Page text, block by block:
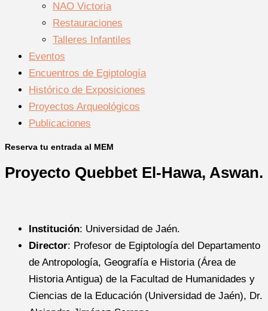
NAO Victoria
Restauraciones
Talleres Infantiles
Eventos
Encuentros de Egiptología
Histórico de Exposiciones
Proyectos Arqueológicos
Publicaciones
Reserva tu entrada al MEM
Proyecto Quebbet El-Hawa, Aswan.
Institución: Universidad de Jaén.
Director: Profesor de Egiptología del Departamento
de Antropología, Geografía e Historia (Área de
Historia Antigua) de la Facultad de Humanidades y
Ciencias de la Educación (Universidad de Jaén), Dr.